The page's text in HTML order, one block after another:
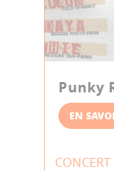
Punky
EN
CONCERT